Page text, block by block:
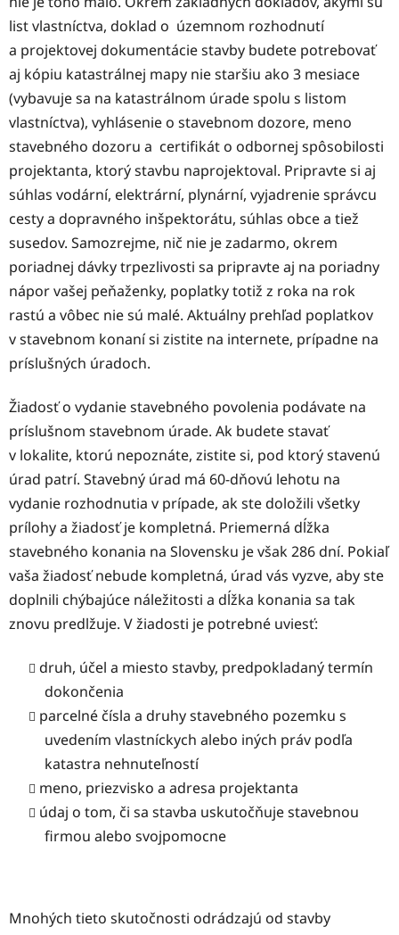
list vlastníctva, doklad o územnom rozhodnutí
a projektovej dokumentácie stavby budete potrebovať
aj kópiu katastrálnej mapy nie staršiu ako 3 mesiace
(vybavuje sa na katastrálnom úrade spolu s listom
vlastníctva), vyhlásenie o stavebnom dozore, meno
stavebného dozoru a certifikát o odbornej spôsobilosti
projektanta, ktorý stavbu naprojektoval. Pripravte si aj
súhlas vodární, elektrární, plynární, vyjadrenie správcu
cesty a dopravného inšpektorátu, súhlas obce a tiež
susedov. Samozrejme, nič nie je zadarmo, okrem
poriadnej dávky trpezlivosti sa pripravte aj na poriadny
nápor vašej peňaženky, poplatky totiž z roka na rok
rastú a vôbec nie sú malé. Aktuálny prehľad poplatkov
v stavebnom konaní si zistite na internete, prípadne na
príslušných úradoch.
Žiadosť o vydanie stavebného povolenia podávate na
príslušnom stavebnom úrade. Ak budete stavať
v lokalite, ktorú nepoznáte, zistite si, pod ktorý stavenú
úrad patrí. Stavebný úrad má 60-dňovú lehotu na
vydanie rozhodnutia v prípade, ak ste doložili všetky
prílohy a žiadosť je kompletná. Priemerná dĺžka
stavebného konania na Slovensku je však 286 dní. Pokiaľ
vaša žiadosť nebude kompletná, úrad vás vyzve, aby ste
doplnili chýbajúce náležitosti a dĺžka konania sa tak
znovu predlžuje. V žiadosti je potrebné uviesť:
druh, účel a miesto stavby, predpokladaný termín
dokončenia
parcelné čísla a druhy stavebného pozemku s
uvedením vlastníckych alebo iných práv podľa
katastra nehnuteľností
meno, priezvisko a adresa projektanta
údaj o tom, či sa stavba uskutočňuje stavebnou
firmou alebo svojpomocne
Mnohých tieto skutočnosti odrádzajú od stavby